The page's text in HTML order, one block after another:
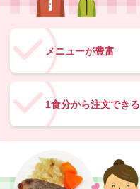
メニューが豊富
1食分から注文できる